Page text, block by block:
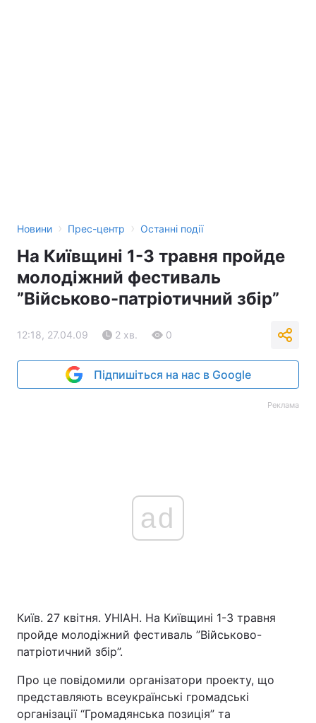
Новини › Прес-центр › Останні події
На Київщині 1-3 травня пройде
молодіжний фестиваль
”Військово-патріотичний збір”
12:18, 27.04.09 2 хв. 0
Підпишіться на нас в Google
Реклама
ad
Київ. 27 квітня. УНІАН. На Київщині 1-3 травня
пройде молодіжний фестиваль ”Військово-
патріотичний збір”.
Про це повідомили організатори проекту, що
представляють всеукраїнські громадські
організації “Громадянська позиція” та